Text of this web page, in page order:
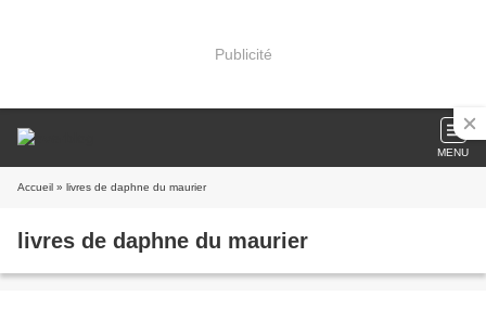
Publicité
MENU
Accueil » livres de daphne du maurier
livres de daphne du maurier